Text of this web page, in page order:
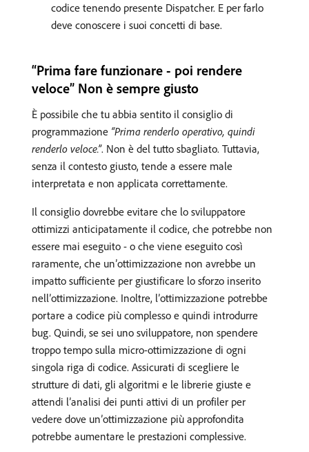
codice tenendo presente Dispatcher. E per farlo
deve conoscere i suoi concetti di base.
“Prima fare funzionare - poi rendere
veloce” Non è sempre giusto
È possibile che tu abbia sentito il consiglio di
programmazione “Prima renderlo operativo, quindi
renderlo veloce.”. Non è del tutto sbagliato. Tuttavia,
senza il contesto giusto, tende a essere male
interpretata e non applicata correttamente.
Il consiglio dovrebbe evitare che lo sviluppatore
ottimizzi anticipatamente il codice, che potrebbe non
essere mai eseguito - o che viene eseguito così
raramente, che un’ottimizzazione non avrebbe un
impatto sufficiente per giustificare lo sforzo inserito
nell’ottimizzazione. Inoltre, l’ottimizzazione potrebbe
portare a codice più complesso e quindi introdurre
bug. Quindi, se sei uno sviluppatore, non spendere
troppo tempo sulla micro-ottimizzazione di ogni
singola riga di codice. Assicurati di scegliere le
strutture di dati, gli algoritmi e le librerie giuste e
attendi l’analisi dei punti attivi di un profiler per
vedere dove un’ottimizzazione più approfondita
potrebbe aumentare le prestazioni complessive.